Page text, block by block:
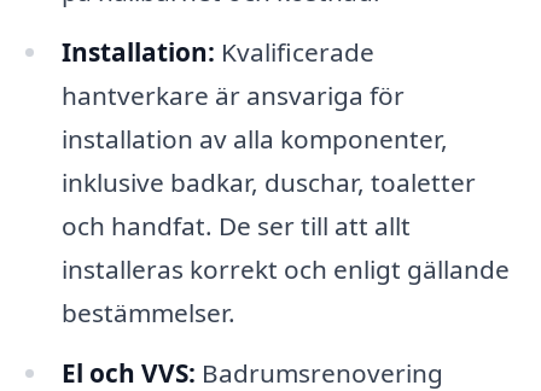
Installation: Kvalificerade
hantverkare är ansvariga för
installation av alla komponenter,
inklusive badkar, duschar, toaletter
och handfat. De ser till att allt
installeras korrekt och enligt gällande
bestämmelser.
El och VVS: Badrumsrenovering